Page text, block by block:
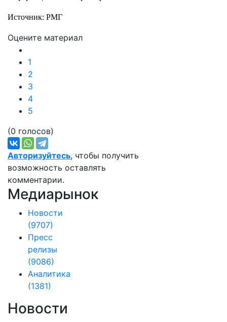
Источник: РМГ
Оцените материал
1
2
3
4
5
(0 голосов)
Авторизуйтесь, чтобы получить
возможность оставлять
комментарии.
Медиарынок
Новости
(9707)
Пресс
релизы
(9086)
Аналитика
(1381)
Новости